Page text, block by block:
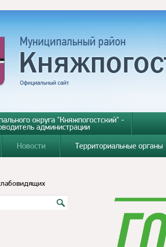
округа "Княжпогостский" -
администрации
Новости Территориальные органы